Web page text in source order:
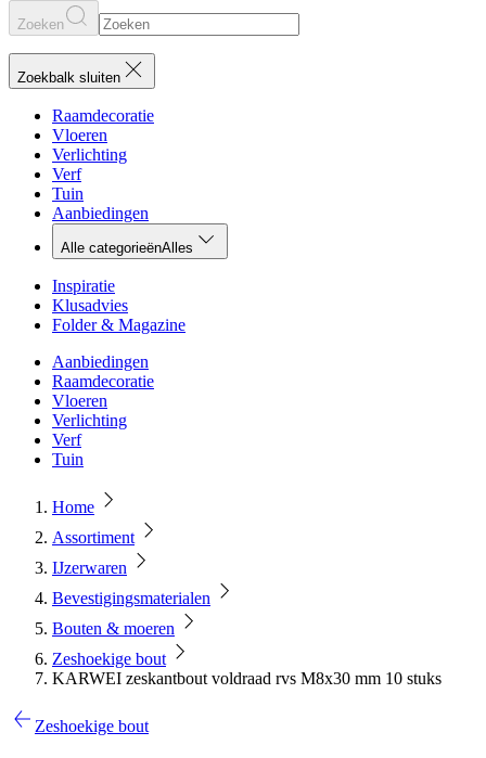
Zoeken
Zoekbalk sluiten
Raamdecoratie
Vloeren
Verlichting
Verf
Tuin
Aanbiedingen
Alle categorieënAlles
Inspiratie
Klusadvies
Folder & Magazine
Aanbiedingen
Raamdecoratie
Vloeren
Verlichting
Verf
Tuin
Home
Assortiment
IJzerwaren
Bevestigingsmaterialen
Bouten & moeren
Zeshoekige bout
KARWEI zeskantbout voldraad rvs M8x30 mm 10 stuks
Zeshoekige bout